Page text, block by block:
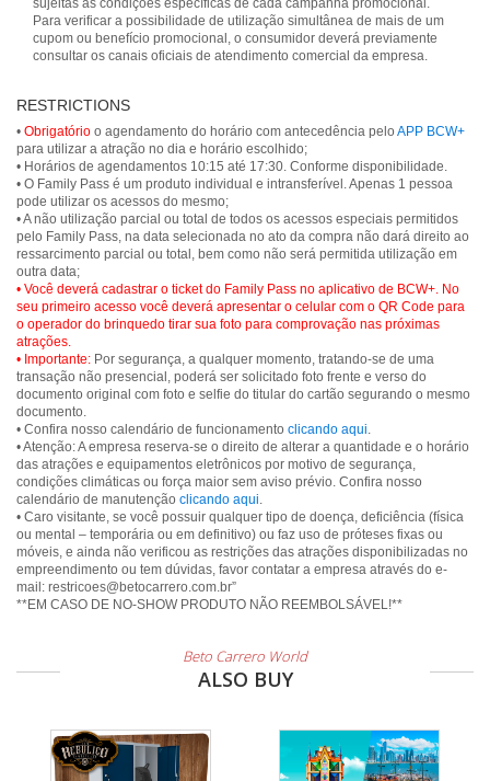
sujeitas às condições específicas de cada campanha promocional.
Para verificar a possibilidade de utilização simultânea de mais de um
cupom ou benefício promocional, o consumidor deverá previamente
consultar os canais oficiais de atendimento comercial da empresa.
RESTRICTIONS
• Obrigatório o agendamento do horário com antecedência pelo APP BCW+
para utilizar a atração no dia e horário escolhido;
• Horários de agendamentos 10:15 até 17:30. Conforme disponibilidade.
• O Family Pass é um produto individual e intransferível. Apenas 1 pessoa
pode utilizar os acessos do mesmo;
• A não utilização parcial ou total de todos os acessos especiais permitidos
pelo Family Pass, na data selecionada no ato da compra não dará direito ao
ressarcimento parcial ou total, bem como não será permitida utilização em
• Você deverá cadastrar o ticket do Family Pass no aplicativo de BCW+. No
seu primeiro acesso você deverá apresentar o celular com o QR Code para
o operador do brinquedo tirar sua foto para comprovação nas próximas
atrações.
• Importante: Por segurança, a qualquer momento, tratando-se de uma
transação não presencial, poderá ser solicitado foto frente e verso do
documento original com foto e selfie do titular do cartão segurando o mesmo
documento.
• Confira nosso calendário de funcionamento clicando aqui.
• Atenção: A empresa reserva-se o direito de alterar a quantidade e o horário
das atrações e equipamentos eletrônicos por motivo de segurança,
condições climáticas ou força maior sem aviso prévio. Confira nosso
calendário de manutenção clicando aqui.
• Caro visitante, se você possuir qualquer tipo de doença, deficiência (física
ou mental – temporária ou em definitivo) ou faz uso de próteses fixas ou
móveis, e ainda não verificou as restrições das atrações disponibilizadas no
empreendimento ou tem dúvidas, favor contatar a empresa através do e-
mail: restricoes@betocarrero.com.br”
**EM CASO DE NO-SHOW PRODUTO NÃO REEMBOLSÁVEL!**
Beto Carrero World
ALSO BUY